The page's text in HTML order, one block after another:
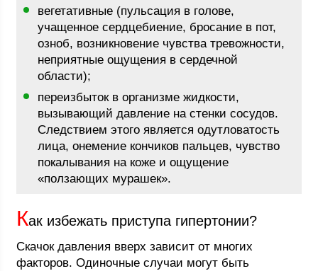
вегетативные (пульсация в голове,
учащенное сердцебиение, бросание в пот,
озноб, возникновение чувства тревожности,
неприятные ощущения в сердечной
области);
переизбыток в организме жидкости,
вызывающий давление на стенки сосудов.
Следствием этого является одутловатость
лица, онемение кончиков пальцев, чувство
покалывания на коже и ощущение
«ползающих мурашек».
Как избежать приступа гипертонии?
Скачок давления вверх зависит от многих
факторов. Одиночные случаи могут быть